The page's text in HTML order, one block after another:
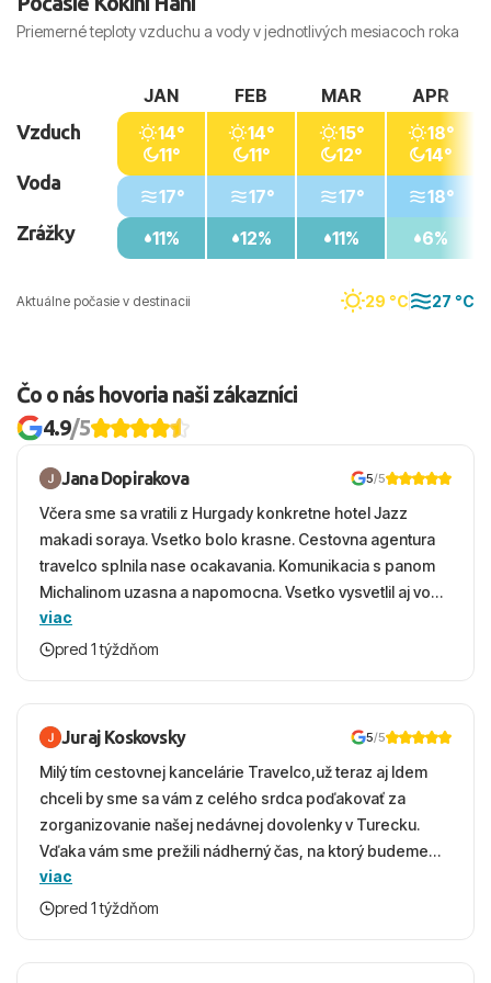
Priemerné teploty vzduchu a vody v jednotlivých mesiacoch roka
Aktuálne počasie v destinacii 29 °C 27 °C
Vzduch
Voda
Zrážky
JAN
14°
11°
17°
11%
FEB
14°
11°
17°
12%
MAR
15°
12°
17°
11%
APR
18°
14°
18°
6%
Čo o nás hovoria naši zákazníci
4.9/5
Jana Dopirakova 5/5
Včera sme sa vratili z Hurgady konkretne hotel Jazz
makadi soraya. Vsetko bolo krasne. Cestovna agentura
travelco splnila nase ocakavania. Komunikacia s panom
Michalinom uzasna a napomocna. Vsetko vysvetlil aj vo
vecernych hodinach zaco sa ospravedlnujem. Hotel
krasny, cisty. Sluzby top. Strava, prostredie, more,
viac
pred 1 týždňom
Juraj Koskovsky 5/5
Milý tím cestovnej kancelárie Travelco,už teraz aj Idem
chceli by sme sa vám z celého srdca poďakovať za
zorganizovanie našej nedávnej dovolenky v Turecku.
Vďaka vám sme prežili nádherný čas, na ktorý budeme
ešte dlho s úsmevom spomínať. ​Všetko prebehlo
absolútne hladko – od prvotného výberu zájazdu, cez
viac
pred 1 týždňom